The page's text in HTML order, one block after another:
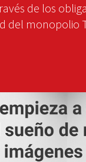
de los
del monopolio